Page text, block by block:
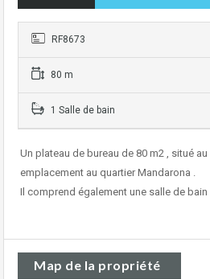
RF8673
80 m
1 Salle de bain
Un plateau de bureau de 80 m2 , situé
emplacement au quartier Mandarona .
Il comprend également une salle de
Map de la propriété